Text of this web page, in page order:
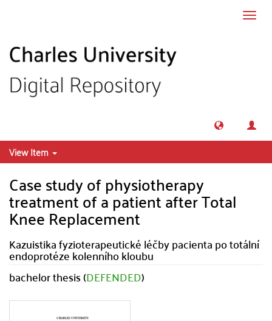
View Item
Case study of physiotherapy
treatment of a patient after Total
Knee Replacement
Kazuistika fyzioterapeutické léčby pacienta po totální
endoprotéze kolenního kloubu
bachelor thesis (DEFENDED)